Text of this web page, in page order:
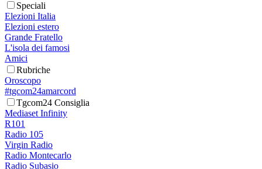
Speciali
Elezioni Italia
Elezioni estero
Grande Fratello
L'isola dei famosi
Amici
Rubriche
Oroscopo
#tgcom24amarcord
Tgcom24 Consiglia
Mediaset Infinity
R101
Radio 105
Virgin Radio
Radio Montecarlo
Radio Subasio